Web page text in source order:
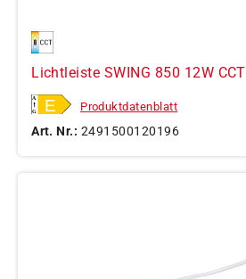
Lichtleiste SWING 850 12W CCT
Produktdatenblatt
Art. Nr.: 2491500120196